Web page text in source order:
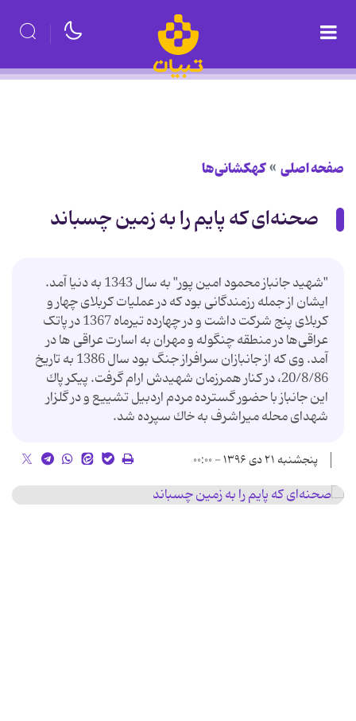
صفحه اصلی کهکشانی‌ها
صحنه‌ای که پایم را به زمین چسباند
"شهید جانباز محمود امین پور" به سال 1343 به دنیا آمد.
ایشان از جمله رزمندگانی بود که در عملیات کربلای چهار و
کربلای پنج شرکت داشت و در چهارده تیرماه 1367 در پاتک
عراقی‌ها در منطقه چنگوله و مهران به اسارت عراقی ها در
آمد. وی که از جانبازان سرافراز جنگ بود سال 1386 به تاریخ
20/8/86، در کنار همرزمان شهیدش ارام گرفت. پیكر پاك
این جانباز با حضور گسترده مردم اردبیل تشییع و در گلزار
شهدای محله میراشرف به خاك سپرده شد.
پنجشنبه ۲۱ دی ۱۳۹۶ - ۰۰:۰۰